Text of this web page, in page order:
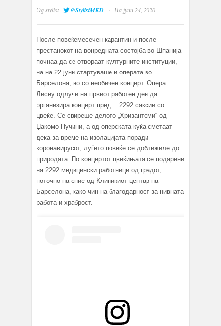
Одstylist @StylistMKD · На јуни 24, 2020
После повеќемесечен карантин и после
престанокот на вонредната состојба во Шпанија
почнаа да се отвораат културните институции,
на на 22 јуни стартуваше и операта во
Барселона, но со необичен концерт. Опера
Лисеу одлучи на првиот работен ден да
организира концерт пред… 2292 саксии со
цвеќе. Се свиреше делото „Хризантеми“ од
Џакомо Пучини, а од оперската куќа сметаат
дека за време на изолацијата поради
коронавирусот, луѓето повеќе се доближиле до
природата. По концертот цвеќињата се подарени
на 2292 медицински работници од градот,
поточно на оние од Клиникиот центар на
Барселона, како чин на благодарност за нивната
работа и храброст.